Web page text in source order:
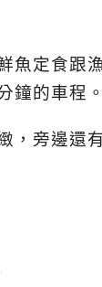
魚定食跟
鐘的車程。
，旁邊還